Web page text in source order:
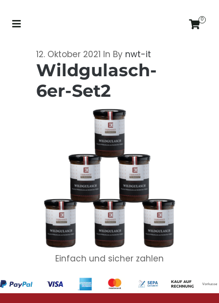
0
12. Oktober 2021 In By nwt-it
Wildgulasch-
6er-Set2
Einfach und sicher zahlen